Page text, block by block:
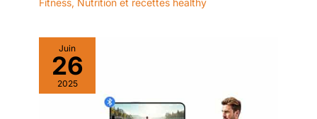
Fitness, Nutrition et recettes healthy
Juin
26
2025